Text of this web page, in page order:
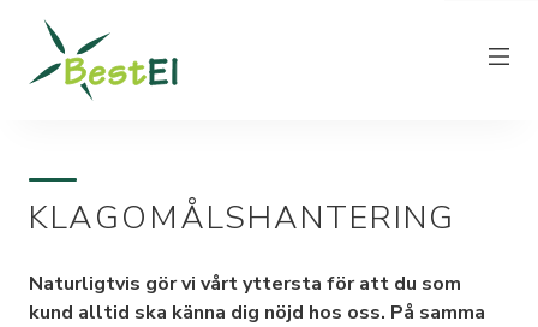
NYHETER
VÅRA ELPRISER
KLAGOMÅLSHANTERING
Naturligtvis gör vi vårt yttersta för att du som
kund alltid ska känna dig nöjd hos oss. På samma